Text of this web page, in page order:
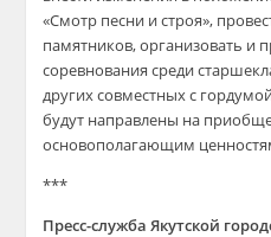
«Смотр песни и строя»,
памятников, организовать и
соревнования среди
других совместных с
будут направлены на
основополагающим
***
Пресс-служба Якутской